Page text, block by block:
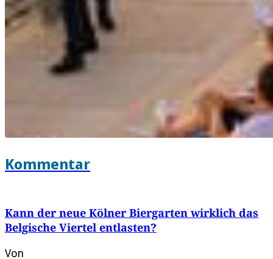
Kommentar
Kann der neue Kölner Biergarten wirklich das
Belgische Viertel entlasten?
Von